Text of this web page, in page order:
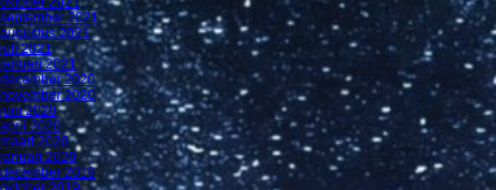
september 2021
augustus 2021
juli 2021
januari 2021
december 2020
november 2020
juni 2020
april 2020
maart 2020
januari 2020
december 2019